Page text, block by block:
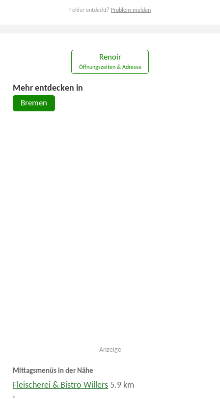
Fehler entdeckt? Problem melden
Renoir
Öffnungszeiten & Adresse
Mehr entdecken in
Bremen
Anzeige
Mittagsmenüs in der Nähe
Fleischerei & Bistro Willers 5.9 km
„